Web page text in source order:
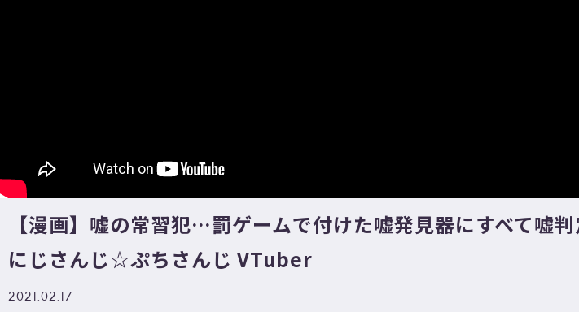
【漫画】嘘の常習犯…罰ゲームで付けた嘘発見器にすべて嘘
にじさんじ☆ぷちさんじ VTuber
2021.02.17